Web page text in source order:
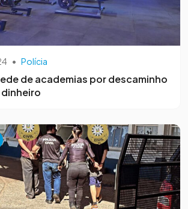
• Polícia
de academias por descaminho
dinheiro